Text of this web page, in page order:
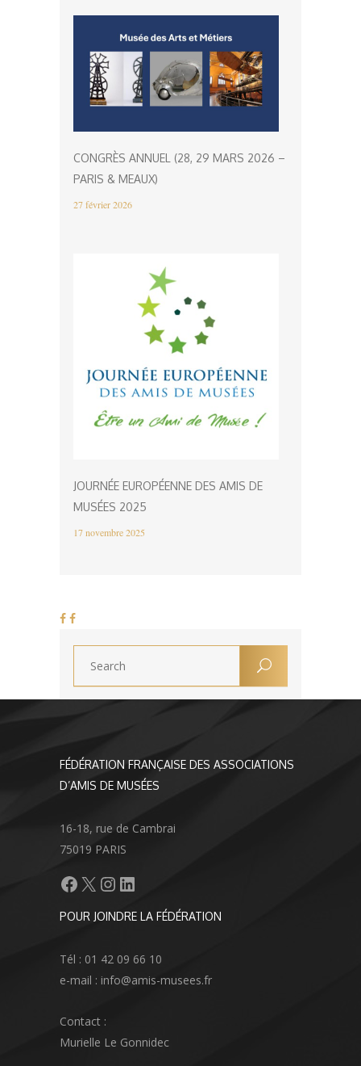
CONGRÈS ANNUEL (28, 29 MARS 2026 –
PARIS & MEAUX)
27 février 2026
JOURNÉE EUROPÉENNE DES AMIS DE
MUSÉES 2025
17 novembre 2025
FÉDÉRATION FRANÇAISE DES ASSOCIATIONS
D’AMIS DE MUSÉES
16-18, rue de Cambrai
75019 PARIS
Facebook
X Instagram
LinkedIn
POUR JOINDRE LA FÉDÉRATION
Tél : 01 42 09 66 10
e-mail : info@amis-musees.fr
Contact :
Murielle Le Gonnidec